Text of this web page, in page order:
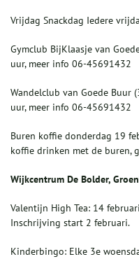
Vrijdag Snackdag Iedere
Gymclub BijKlaasje van
uur, meer info 06-45691432
Wandelclub van Goede Buur
uur, meer info 06-45691432
Buren koffie donderdag 19
koffie drinken met de buren,
Wijkcentrum De Bolder,
Valentijn High Tea: 14
Inschrijving start 2 februari.
Kinderbingo: Elke 3e